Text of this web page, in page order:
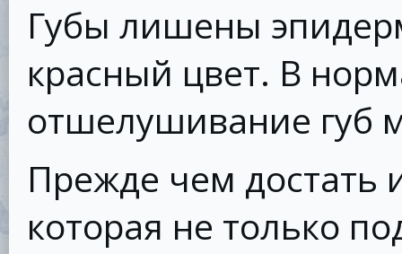
Губы лишены
красный цвет. В
отшелушивание губ
Прежде чем достать
которая не только